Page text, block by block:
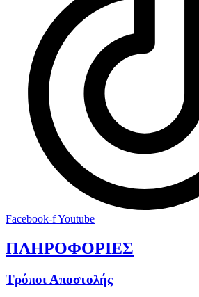
Facebook-fYoutube
ΠΛΗΡΟΦΟΡΙΕΣ
Τρόποι Αποστολής